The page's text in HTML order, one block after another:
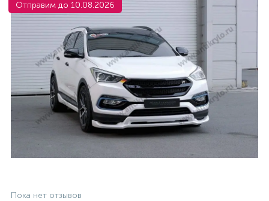
Отправим до 10.08.2026
Пока нет отзывов